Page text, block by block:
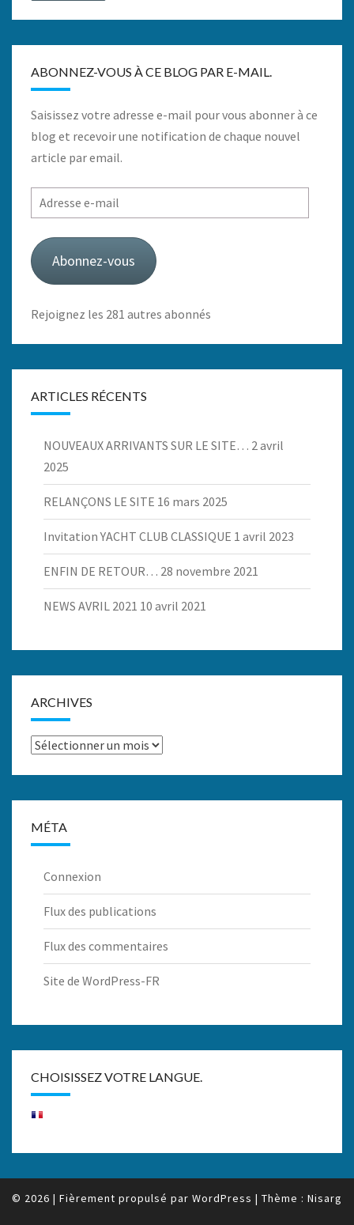
ABONNEZ-VOUS À CE BLOG PAR E-MAIL.
Saisissez votre adresse e-mail pour vous abonner à ce
blog et recevoir une notification de chaque nouvel
article par email.
Adresse
e-
mail
Abonnez-vous
Rejoignez les 281 autres abonnés
ARTICLES RÉCENTS
NOUVEAUX ARRIVANTS SUR LE SITE… 2 avril
2025
RELANÇONS LE SITE 16 mars 2025
Invitation YACHT CLUB CLASSIQUE 1 avril 2023
ENFIN DE RETOUR… 28 novembre 2021
NEWS AVRIL 2021 10 avril 2021
ARCHIVES
Archives
MÉTA
Connexion
Flux des publications
Flux des commentaires
Site de WordPress-FR
CHOISISSEZ VOTRE LANGUE.
© 2026 | Fièrement propulsé par WordPress | Thème : Nisarg